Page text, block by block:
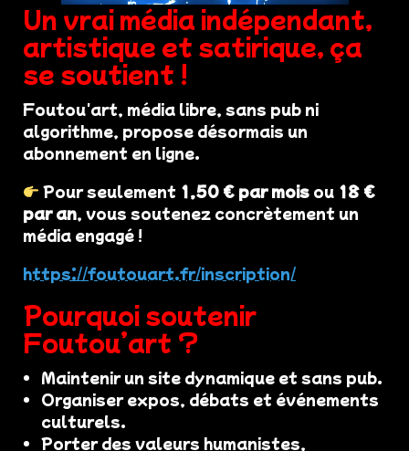
Un vrai média indépendant,
artistique et satirique, ça
se soutient !
Foutou'art, média libre, sans pub ni
algorithme, propose désormais un
abonnement en ligne.
Pour seulement 1,50 € par mois ou 18 €
par an, vous soutenez concrètement un
média engagé !
https://foutouart.fr/inscription/
Pourquoi soutenir
Foutou’art ?
Maintenir un site dynamique et sans pub.
Organiser expos, débats et événements
culturels.
Porter des valeurs humanistes,